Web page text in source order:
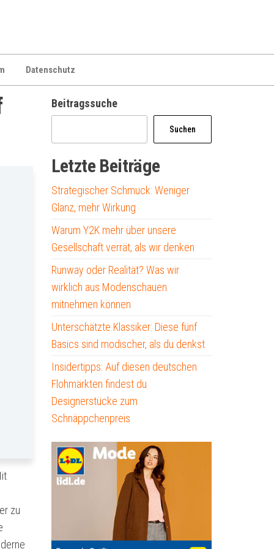
Datenschutz
zu
Beitragssuche
Suchen
Letzte Beiträge
Strategischer Schmuck: Weniger
Glanz, mehr Wirkung
Warum Y2K mehr über unsere
Gesellschaft verrät, als wir denken
Runway oder Realität? Was wir
wirklich aus Modenschauen
mitnehmen können
Unterschätzte Klassiker: Diese fünf
Basics sind modischer, als du denkst
Insidertipps: Auf diesen deutschen
Flohmärkten findest du
Designerstücke zum
Schnäppchenpreis